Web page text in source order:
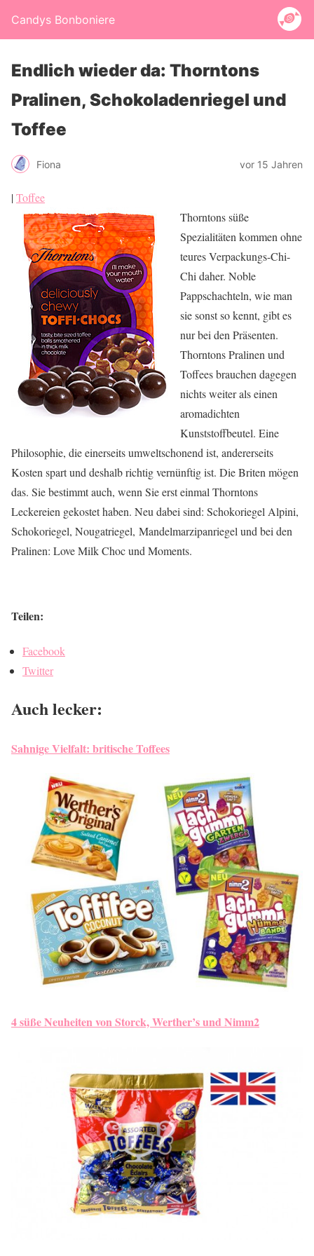
Candys Bonboniere
Endlich wieder da: Thorntons
Pralinen, Schokoladenriegel und
Toffee
Fiona vor 15 Jahren
|Toffee
Thorntons süße
Spezialitäten kommen ohne
teures Verpackungs-Chi-
Chi daher. Noble
Pappschachteln, wie man
sie sonst so kennt, gibt es
nur bei den Präsenten.
Thorntons Pralinen und
Toffees brauchen dagegen
nichts weiter als einen
aromadichten
Kunststoffbeutel. Eine
Philosophie, die einerseits umweltschonend ist, andererseits
Kosten spart und deshalb richtig vernünftig ist. Die Briten mögen
das. Sie bestimmt auch, wenn Sie erst einmal Thorntons
Leckereien gekostet haben. Neu dabei sind: Schokoriegel Alpini,
Schokoriegel, Nougatriegel, Mandelmarzipanriegel und bei den
Pralinen: Love Milk Choc und Moments.
Teilen:
Facebook
Twitter
Auch lecker:
Sahnige Vielfalt: britische Toffees
4 süße Neuheiten von Storck, Werther’s und Nimm2